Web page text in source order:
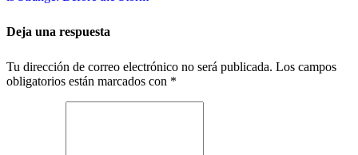
Deja una respuesta
Tu dirección de correo electrónico no será publicada. Los campos
obligatorios están marcados con *